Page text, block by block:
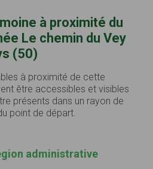
à proximité du
Le chemin du Vey
(50)
à proximité de cette
être accessibles et visibles
présents dans un rayon de
point de départ.
administrative